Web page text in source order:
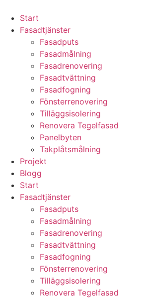
content
Start
Fasadtjänster
Fasadputs
Fasadmålning
Fasadrenovering
Fasadtvättning
Fasadfogning
Fönsterrenovering
Tilläggsisolering
Renovera Tegelfasad
Panelbyten
Takplåtsmålning
Projekt
Blogg
Start
Fasadtjänster
Fasadputs
Fasadmålning
Fasadrenovering
Fasadtvättning
Fasadfogning
Fönsterrenovering
Tilläggsisolering
Renovera Tegelfasad